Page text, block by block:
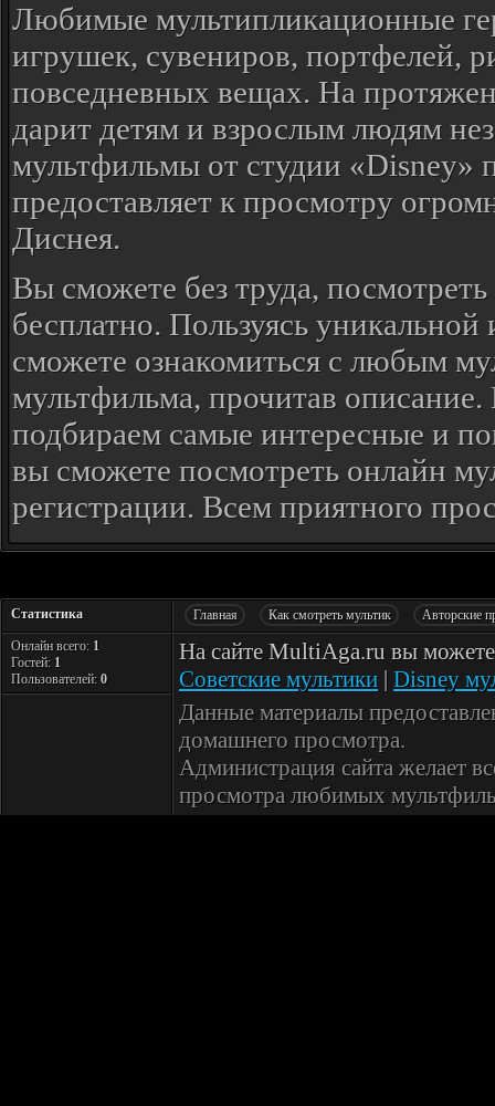
Любимые мультипликационные
игрушек, сувениров, портфелей,
повседневных вещах. На
дарит детям и взрослым людям
мультфильмы от студии «Disney»
предоставляет к просмотру
Диснея.
Вы сможете без труда,
бесплатно. Пользуясь
сможете ознакомиться с любым
мультфильма, прочитав
подбираем самые интересные и
вы сможете посмотреть онлайн
регистрации. Всем приятного
Статистика Главная Как смотреть мультик
Авторские
Онлайн всего: 1
Гостей: 1
Пользователей: 0
На сайте MultiAga.ru вы
Советские мультики | Disney
Данные материалы
домашнего просмотра.
Администрация сайта желает
просмотра любимых